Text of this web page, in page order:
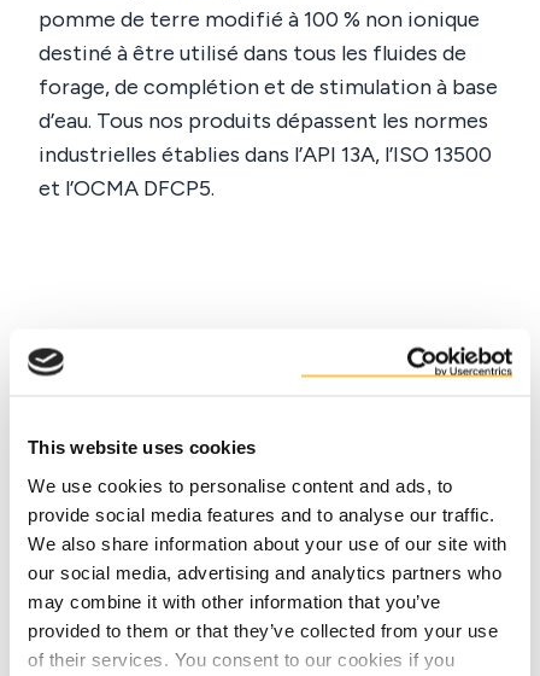
This website uses cookies
We use cookies to personalise content and ads, to
provide social media features and to analyse our traffic.
We also share information about your use of our site with
our social media, advertising and analytics partners who
may combine it with other information that you’ve
provided to them or that they’ve collected from your use
of their services. You consent to our cookies if you
pomme de terre modifié à 100 % non ionique
destiné à être utilisé dans tous les fluides de
forage, de complétion et de stimulation à base
d’eau. Tous nos produits dépassent les normes
industrielles établies dans l’API 13A, l’ISO 13500
et l’OCMA DFCP5.
Faits
Avantages